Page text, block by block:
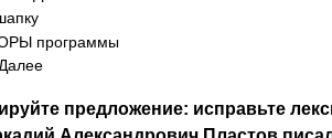
программы
Далее
предложение: исправьте